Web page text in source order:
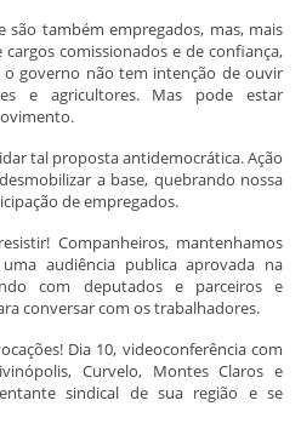
são também empregados, mas, mais
comissionados e de confiança,
governo não tem intenção de ouvir
e agricultores. Mas pode estar
tal proposta antidemocrática. Ação
a base, quebrando nossa
de empregados.
Companheiros, mantenhamos
audiência publica aprovada na
com deputados e parceiros e
conversar com os trabalhadores.
Dia 10, videoconferência com
Curvelo, Montes Claros e
sindical de sua região e se